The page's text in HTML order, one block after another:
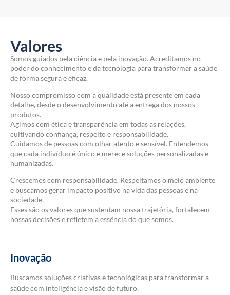
Valores
Somos guiados pela ciência e pela inovação. Acreditamos no
poder do conhecimento e da tecnologia para transformar a saúde
de forma segura e eficaz.
Nosso compromisso com a qualidade está presente em cada
detalhe, desde o desenvolvimento até a entrega dos nossos
produtos.
Agimos com ética e transparência em todas as relações,
cultivando confiança, respeito e responsabilidade.
Cuidamos de pessoas com olhar atento e sensível. Entendemos
que cada indivíduo é único e merece soluções personalizadas e
humanizadas.
Crescemos com responsabilidade. Respeitamos o meio ambiente
e buscamos gerar impacto positivo na vida das pessoas e na
sociedade.
Esses são os valores que sustentam nossa trajetória, fortalecem
nossas decisões e refletem a essência do que somos.
Inovação
Buscamos soluções criativas e tecnológicas para transformar a
saúde com inteligência e visão de futuro.